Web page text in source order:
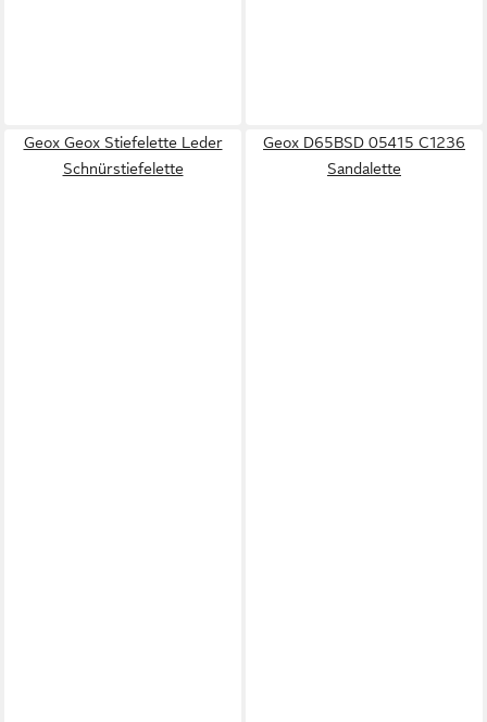
Geox Geox Stiefelette Leder
Schnürstiefelette
Geox D65BSD 05415 C1236
Sandalette